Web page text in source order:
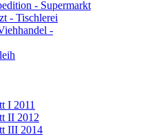
- Supermarkt
- Tischlerei
-
I 2011
II 2012
III 2014